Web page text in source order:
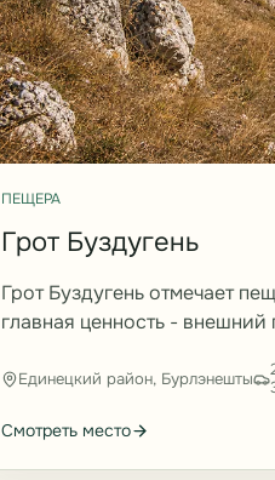
ПЕЩЕРА
Грот Буздугень
Грот Буздугень отмечает
главная ценность -
Единецкий район, Бурлэнешты
Смотреть место